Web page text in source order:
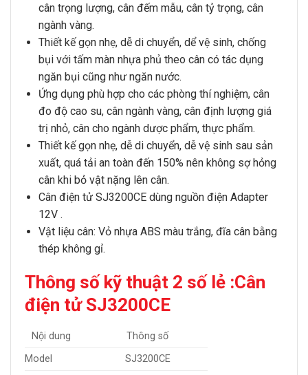
cân trọng lượng, cân đếm mẫu, cân tỷ trọng, cân
ngành vàng.
Thiết kế gọn nhẹ, dễ di chuyển, dể vệ sinh, chống
bụi với tấm màn nhựa phủ theo cân có tác dụng
ngăn bụi cũng như ngăn nước.
Ứng dụng phù hợp cho các phòng thí nghiệm, cân
đo độ cao su, cân ngành vàng, cân định lượng giá
trị nhỏ, cân cho ngành dược phẩm, thực phẩm.
Thiết kế gọn nhẹ, dễ di chuyển, dễ vệ sinh sau sản
xuất, quá tải an toàn đến 150% nên không sợ hỏng
cân khi bỏ vật nặng lên cân.
Cân điện tử SJ3200CE dùng nguồn điện Adapter
12V .
Vật liệu cân: Vỏ nhựa ABS màu trắng, đĩa cân bằng
thép không gỉ.
Thông số kỹ thuật 2 số lẻ :Cân
điện tử SJ3200CE
Nội dung
Thông số
Model
SJ3200CE